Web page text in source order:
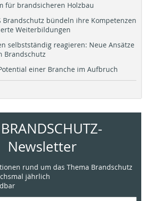
für brandsicheren Holzbau
Brandschutz bündeln ihre Kompetenzen
Weiterbildungen
selbstständig reagieren: Neue Ansätze
Brandschutz
einer Branche im Aufbruch
Newsletter
rund um das Thema Brandschutz
jährlich